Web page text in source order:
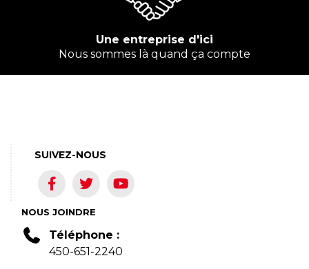
Une entreprise d'ici
Nous sommes là quand ça compte
NOUS JOINDRE
Téléphone :
450-651-2240
SUIVEZ-NOUS